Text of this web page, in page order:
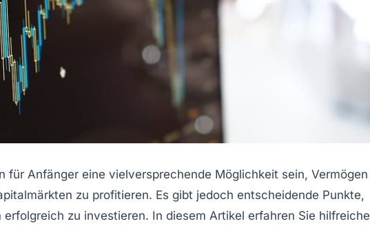
für Anfänger eine vielversprechende Möglichkeit sein, Vermögen
zu profitieren. Es gibt jedoch entscheidende Punkte,
zu investieren. In diesem Artikel erfahren Sie hilfreiche